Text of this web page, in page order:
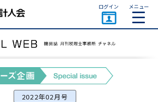
ログイン メニュー
2022年02月号